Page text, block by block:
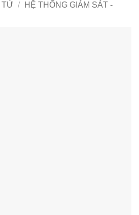
TỬ /
HỆ THỐNG GIÁM SÁT -